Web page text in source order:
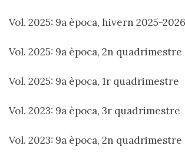
Vol. 2025: 9a època, hivern 2025-2026
Vol. 2025: 9a època, 2n quadrimestre
Vol. 2025: 9a època, 1r quadrimestre
Vol. 2023: 9a època, 3r quadrimestre
Vol. 2023: 9a època, 2n quadrimestre